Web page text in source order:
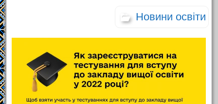
Новини освіти